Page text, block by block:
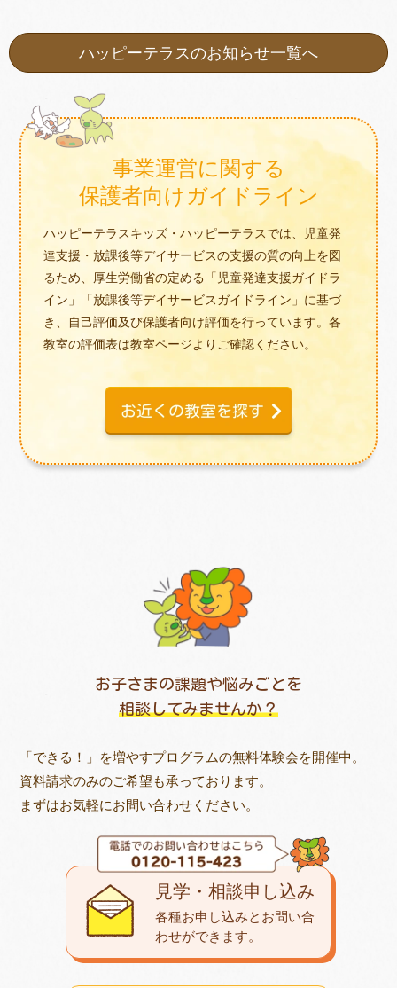
ハッピーテラスのお知らせ一覧へ
事業運営に関する
保護者向けガイドライン
ハッピーテラスキッズ・ハッピーテラスでは、児童発
達支援・放課後等デイサービスの支援の質の向上を図
るため、厚生労働省の定める「児童発達支援ガイドラ
イン」「放課後等デイサービスガイドライン」に基づ
き、自己評価及び保護者向け評価を行っています。各
教室の評価表は教室ページよりご確認ください。
お子さまの課題や悩みごとを
相談してみませんか？
「できる！」を増やすプログラムの無料体験会を開催中。
資料請求のみのご希望も承っております。
まずはお気軽にお問い合わせください。
見学・相談申し込み
各種お申し込みとお問い合
わせができます。